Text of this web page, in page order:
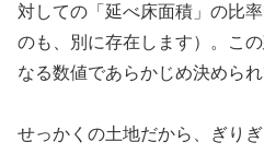
対しての「延べ床面積」の比
のも、別に存在します）。こ
なる数値であらかじめ決められ
せっかくの土地だから、ぎり